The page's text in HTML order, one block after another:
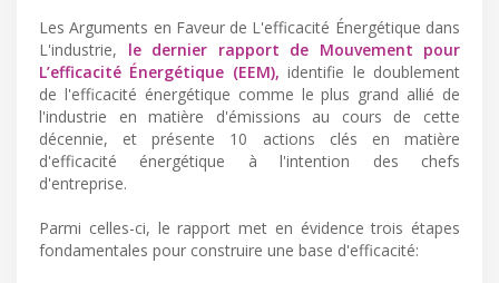
Les Arguments en Faveur de L'efficacité Énergétique dans
L'industrie, le dernier rapport de Mouvement pour
L’efficacité Énergétique (EEM), identifie le doublement
de l'efficacité énergétique comme le plus grand allié de
l'industrie en matière d'émissions au cours de cette
décennie, et présente 10 actions clés en matière
d'efficacité énergétique à l'intention des chefs
d'entreprise.
Parmi celles-ci, le rapport met en évidence trois étapes
fondamentales pour construire une base d'efficacité: